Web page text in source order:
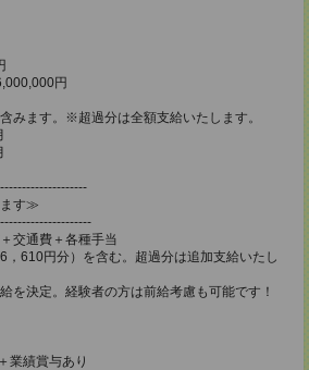
円
みます。※超過分は全額支給いたします。
ます≫
交通費＋各種手当
610円分）を含む。超過分は追加支給いたし
を決定。経験者の方は前給考慮も可能です！
業績賞与あり